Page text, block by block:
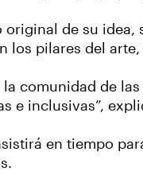
de su
los pilares del
comunidad de
e inclusivas”,
en tiempo